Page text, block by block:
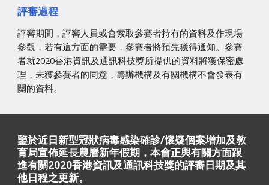
評審過程
評審期間，評審人員或會索取參賽者持有的資料及作現場
參觀，若有這方面的需要，參賽者將預先獲得通知。參賽
者就2020香港資訊及通訊科技獎所提供的資料將獲保密處
理，未獲參賽者的同意，籌辦機構及有關機構不會發表有
關的資料。
鑒於近日新型冠狀病毒感染確診/懷疑個案增加及教
育局宣佈延長農曆新年假期，本會正與有關方面跟
進有關2020香港資訊及通訊科技獎的評審日期及其
他日程之更新。